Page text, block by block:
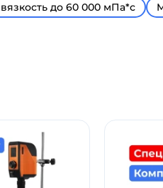
вязкость до 60 000 мПа*с